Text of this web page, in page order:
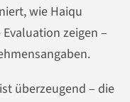
wie Haiqu
zeigen –
überzeugend – die